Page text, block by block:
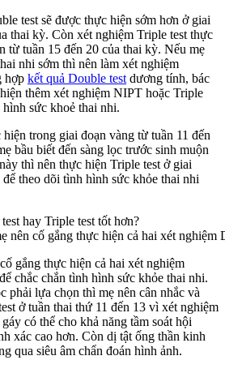
test sẽ được thực hiện sớm hơn ở giai
thai kỳ. Còn xét nghiệm Triple test thực
từ tuần 15 đến 20 của thai kỳ. Nếu mẹ
nhi sớm thì nên làm xét nghiệm
hợp kết quả Double test dương tính, bác
thêm xét nghiệm NIPT hoặc Triple
sức khoẻ thai nhi.
trong giai đoạn vàng từ tuần 11 đến
bầu biết đến sàng lọc trước sinh muộn
thì nên thực hiện Triple test ở giai
theo dõi tình hình sức khỏe thai nhi
nên cố gắng thực hiện cả hai xét nghiệm
gắng thực hiện cả hai xét nghiệm
chắc chắn tình hình sức khỏe thai nhi.
phải lựa chọn thì mẹ nên cân nhắc và
ở tuần thai thứ 11 đến 13 vì xét nghiệm
có thể cho khả năng tầm soát hội
xác cao hơn. Còn dị tật ống thần kinh
qua siêu âm chẩn đoán hình ảnh.